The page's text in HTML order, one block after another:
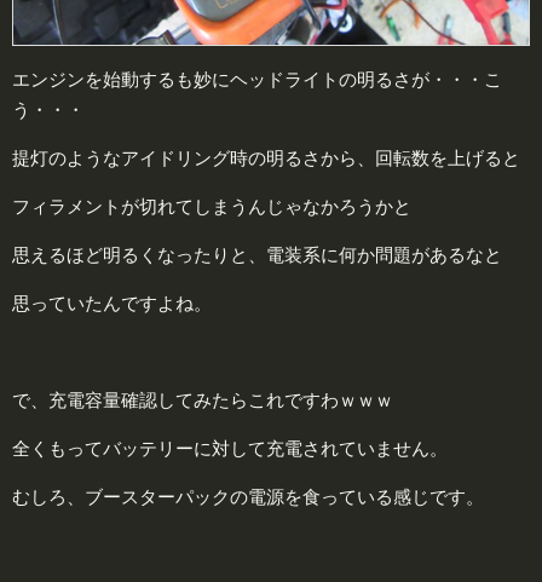
エンジンを始動するも妙にヘッドライトの明るさが・・・こ
う・・・
提灯のようなアイドリング時の明るさから、回転数を上げると
フィラメントが切れてしまうんじゃなかろうかと
思えるほど明るくなったりと、電装系に何か問題があるなと
思っていたんですよね。
で、充電容量確認してみたらこれですわｗｗｗ
全くもってバッテリーに対して充電されていません。
むしろ、ブースターパックの電源を食っている感じです。